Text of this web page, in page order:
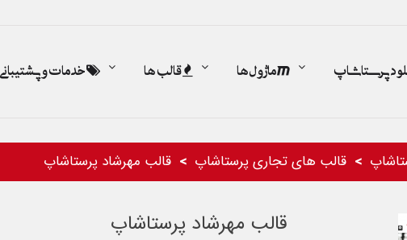
پرستاشاپ ماژول ها قالب ها خدمات و پشتیبانی
قالب های تجاری پرستاشاپ قالب مهرشاد پرستاشاپ
قالب مهرشاد پرستاشاپ